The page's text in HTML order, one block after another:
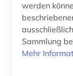
atlas (1)
werden können. Beachten Sie, dass
Sammlung
Mehr